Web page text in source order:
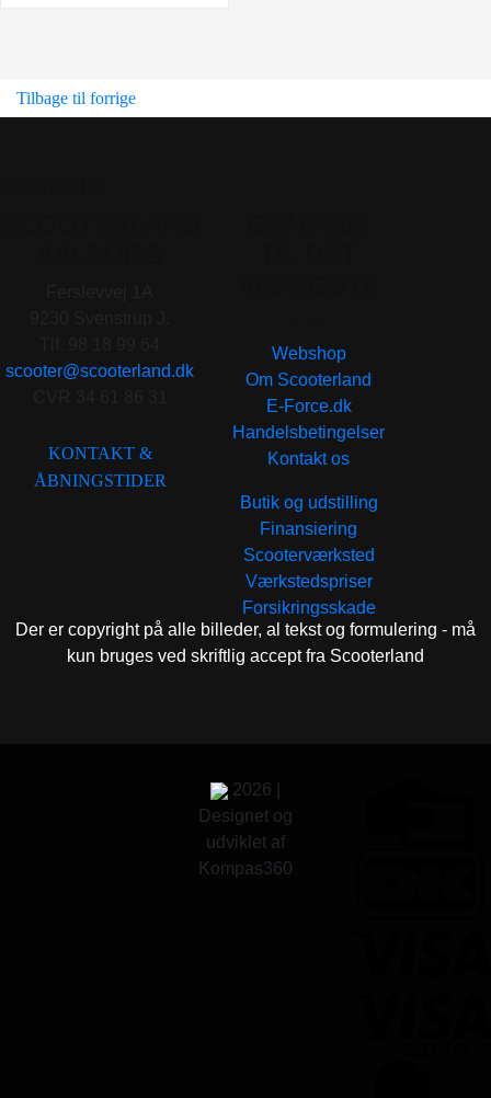
Tilbage til forrige
scooter@scooterland.dk
KONTAKT &
ÅBNINGSTIDER
Webshop
Om Scooterland
E-Force.dk
Handelsbetingelser
Kontakt os
Butik og udstilling
Finansiering
Scooterværksted
Værkstedspriser
Forsikringsskade
Der er copyright på alle billeder, al tekst og formulering - må
kun bruges ved skriftlig accept fra Scooterland
2026 |
Designet og
udviklet af
Kompas360